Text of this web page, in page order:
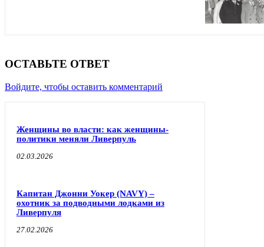
ОСТАВЬТЕ ОТВЕТ
Войдите, чтобы оставить комментарий
Женщины во власти: как женщины-
политики меняли Ливерпуль
02.03.2026
Капитан Джонни Уокер (NAVY) –
охотник за подводными лодками из
Ливерпуля
27.02.2026